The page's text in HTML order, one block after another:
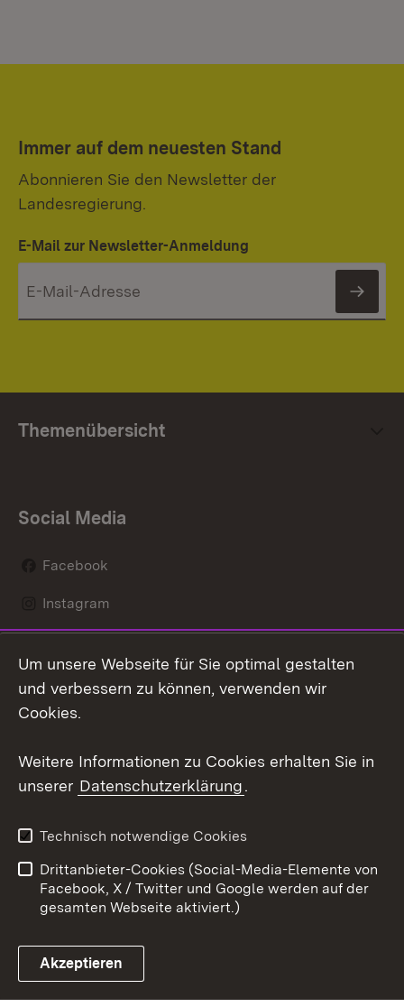
Immer auf dem neuesten Stand
Abonnieren Sie den Newsletter der
Landesregierung.
E-Mail zur Newsletter-Anmeldung
Themenübersicht
Social Media
Facebook
Instagram
Social Wall
Youtube
Link zum Landesportal
Kontakt
Datenschutz
Barrierefreiheit
Impressum Cookies
Um unsere Webseite für Sie optimal gestalten
und verbessern zu können, verwenden wir
Cookies.
Weitere Informationen zu Cookies erhalten Sie in
unserer Datenschutzerklärung.
Technisch notwendige Cookies
Drittanbieter-Cookies (Social-Media-Elemente von
Facebook, X / Twitter und Google werden auf der
gesamten Webseite aktiviert.)
Akzeptieren